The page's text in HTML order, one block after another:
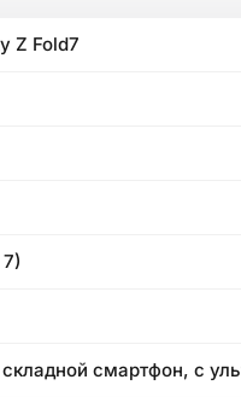
Z Fold7
смартфон, с